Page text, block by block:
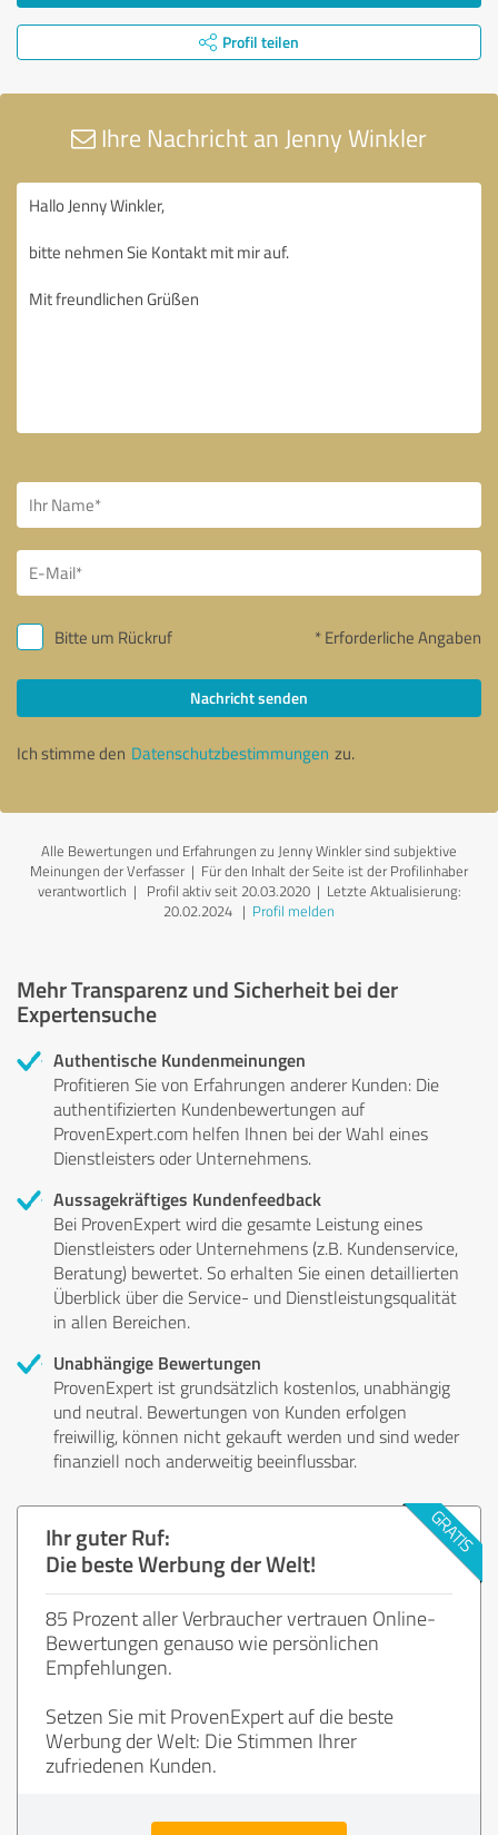
Profil teilen
Ihre Nachricht an Jenny Winkler
Bitte um Rückruf * Erforderliche Angaben
Nachricht senden
Ich stimme den Datenschutzbestimmungen zu.
Alle Bewertungen und Erfahrungen zu Jenny Winkler sind subjektive
Meinungen der Verfasser | Für den Inhalt der Seite ist der Profilinhaber
verantwortlich | Profil aktiv seit 20.03.2020 | Letzte Aktualisierung:
20.02.2024 | Profil melden
Mehr Transparenz und Sicherheit bei der
Expertensuche
Authentische Kundenmeinungen
Profitieren Sie von Erfahrungen anderer Kunden: Die
authentifizierten Kundenbewertungen auf
ProvenExpert.com helfen Ihnen bei der Wahl eines
Dienstleisters oder Unternehmens.
Aussagekräftiges Kundenfeedback
Bei ProvenExpert wird die gesamte Leistung eines
Dienstleisters oder Unternehmens (z.B. Kundenservice,
Beratung) bewertet. So erhalten Sie einen detaillierten
Überblick über die Service- und Dienstleistungsqualität
in allen Bereichen.
Unabhängige Bewertungen
ProvenExpert ist grundsätzlich kostenlos, unabhängig
und neutral. Bewertungen von Kunden erfolgen
freiwillig, können nicht gekauft werden und sind weder
finanziell noch anderweitig beeinflussbar.
Ihr guter Ruf:
Die beste Werbung der Welt!
85 Prozent aller Verbraucher vertrauen Online-
Bewertungen genauso wie persönlichen
Empfehlungen.
Setzen Sie mit ProvenExpert auf die beste
Werbung der Welt: Die Stimmen Ihrer
zufriedenen Kunden.